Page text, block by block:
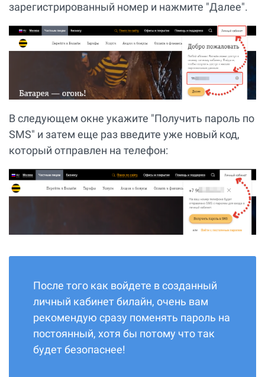
зарегистрированный номер и нажмите "Далее".
В следующем окне укажите "Получить пароль по
SMS" и затем еще раз введите уже новый код,
который отправлен на телефон:
После того как войдете в созданный
личный кабинет билайн, очень вам
рекомендую сразу поменять пароль на
постоянный, хотя бы потому что так
будет безопаснее!